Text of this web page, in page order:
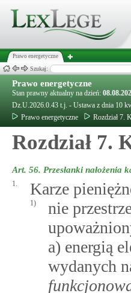
Prawo energetyczne
Szukaj:
Prawo energetyczne
Stan prawny aktualny na dzień:
Dz.U.2026.0.43 t.j. - Ustawa z dnia 10
Prawo energetyczne
Rozdział 7.
Rozdział 7.
Art. 56. Przesłanki nałożenia
1. Karze
1)
nie
a) energią
wydanych